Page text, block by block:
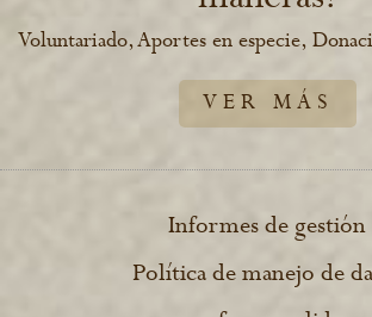
Voluntariado, Aportes en especie,
VER MÁS
Informes de gestión
Política de manejo de